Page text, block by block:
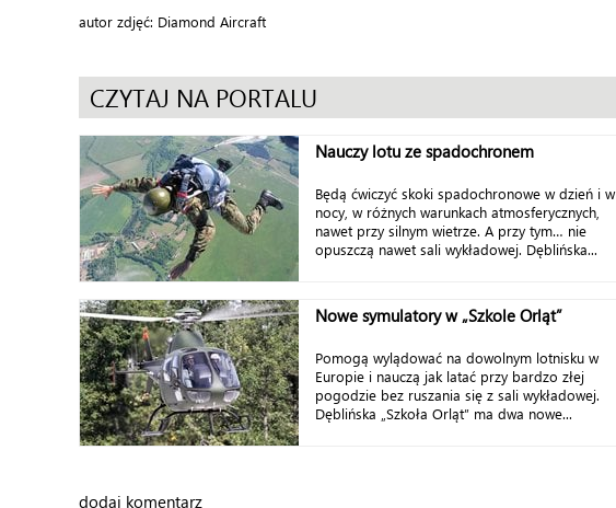
autor zdjęć: Diamond Aircraft
CZYTAJ NA PORTALU
Nauczy lotu ze spadochronem
Będą ćwiczyć skoki spadochronowe w dzień i w
nocy, w różnych warunkach atmosferycznych,
nawet przy silnym wietrze. A przy tym… nie
opuszczą nawet sali wykładowej. Dęblińska...
Nowe symulatory w „Szkole Orląt”
Pomogą wylądować na dowolnym lotnisku w
Europie i nauczą jak latać przy bardzo złej
pogodzie bez ruszania się z sali wykładowej.
Dęblińska „Szkoła Orląt” ma dwa nowe...
dodaj komentarz